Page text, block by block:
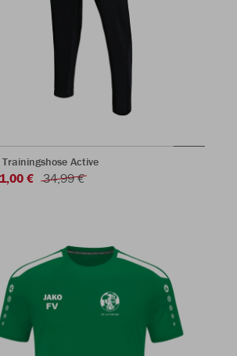
Trainingshose Active
€ 34,99 €